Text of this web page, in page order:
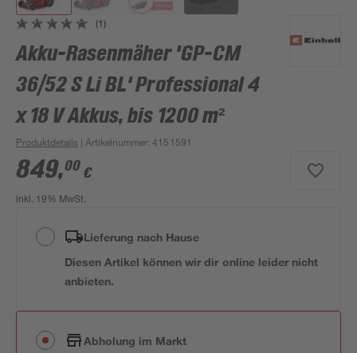
(1)
Akku-Rasenmäher 'GP-CM
36/52 S Li BL' Professional 4
x 18 V Akkus, bis 1200 m²
Produktdetails | Artikelnummer:4151591
849,00 €
inkl. 19% MwSt.
Lieferung nach Hause
Diesen Artikel können wir dir online leider nicht
anbieten.
Abholung im Markt